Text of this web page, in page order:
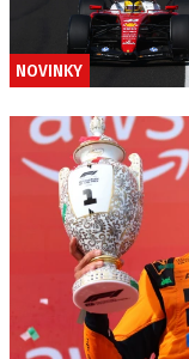
NOVINKY